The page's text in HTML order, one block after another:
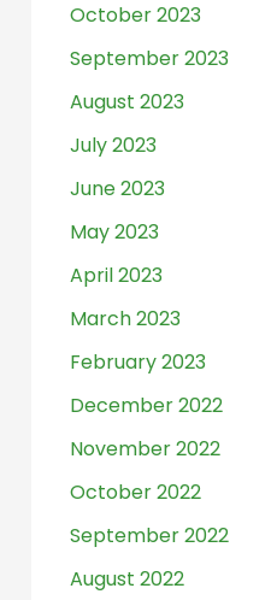
October 2023
September 2023
August 2023
July 2023
June 2023
May 2023
April 2023
March 2023
February 2023
December 2022
November 2022
October 2022
September 2022
August 2022